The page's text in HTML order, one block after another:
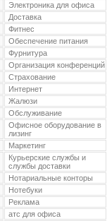
Электроника для офиса
Доставка
Фитнес
Обеспечение питания
Фурнитура
Организация конференций
Страхование
Интернет
Жалюзи
Обслуживание
Офисное оборудование в
лизинг
Маркетинг
Курьерские службы и
службы доставки
Нотариальные конторы
Нотебуки
Реклама
атс для офиса